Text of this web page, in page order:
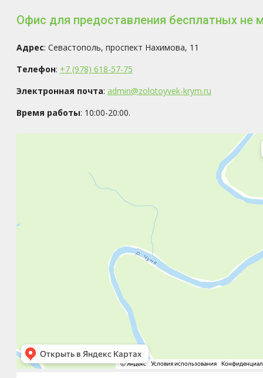
Офис для предоставления бесплатных не
Адрес: Севастополь, проспект Нахимова, 11
Телефон: +7 (978) 618-57-75
Электронная почта: admin@zolotoyvek-krym.ru
Время работы: 10:00-20:00.